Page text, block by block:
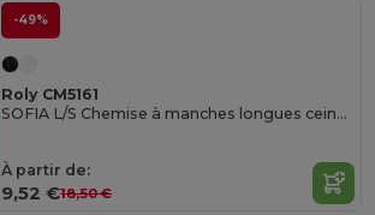
-49%
Roly CM5161
SOFIA L/S Chemise à manches longues ceintré
À partir de:
9,52 €18,50 €